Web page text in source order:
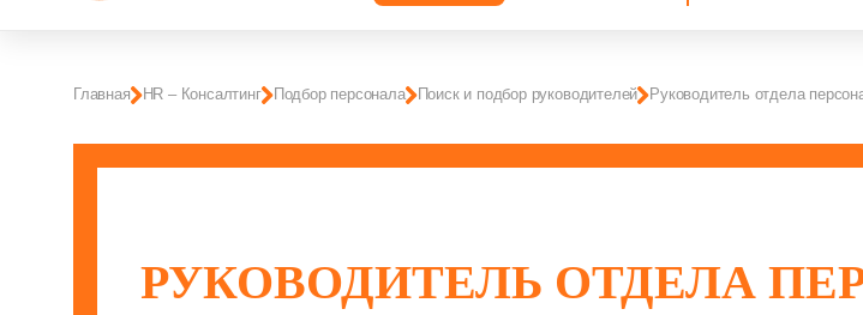
Главная HR – Консалтинг Подбор персонала Поиск и подбор руководителей Руководитель отдела
РУКОВОДИТЕЛЬ ОТДЕЛА